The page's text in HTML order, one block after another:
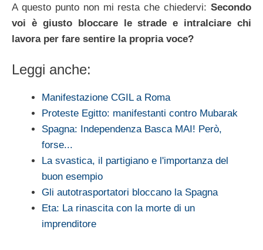
A questo punto non mi resta che chiedervi: Secondo
voi è giusto bloccare le strade e intralciare chi
lavora per fare sentire la propria voce?
Leggi anche:
Manifestazione CGIL a Roma
Proteste Egitto: manifestanti contro Mubarak
Spagna: Independenza Basca MAI! Però,
forse...
La svastica, il partigiano e l'importanza del
buon esempio
Gli autotrasportatori bloccano la Spagna
Eta: La rinascita con la morte di un
imprenditore